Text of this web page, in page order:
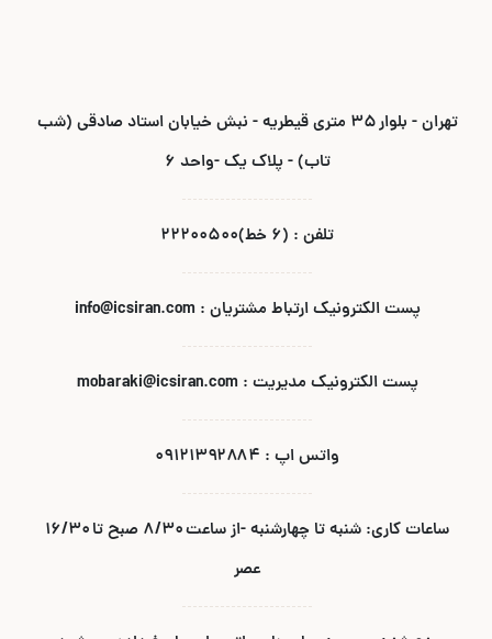
تهران - بلوار ۳۵ متری قیطریه - نبش خیابان استاد صادقی (شب
تاب) - پلاک یک -واحد ۶
تلفن : (۶ خط)۲۲۲۰۰۵۰۰
پست الکترونیک ارتباط مشتریان : info@icsiran.com
پست الکترونیک مدیریت : mobaraki@icsiran.com
واتس اپ : ۰۹۱۲۱۳۹۲۸۸۴
ساعات کاری: شنبه تا چهارشنبه -از ساعت ۸/۳۰ صبح تا ۱۶/۳۰
عصر